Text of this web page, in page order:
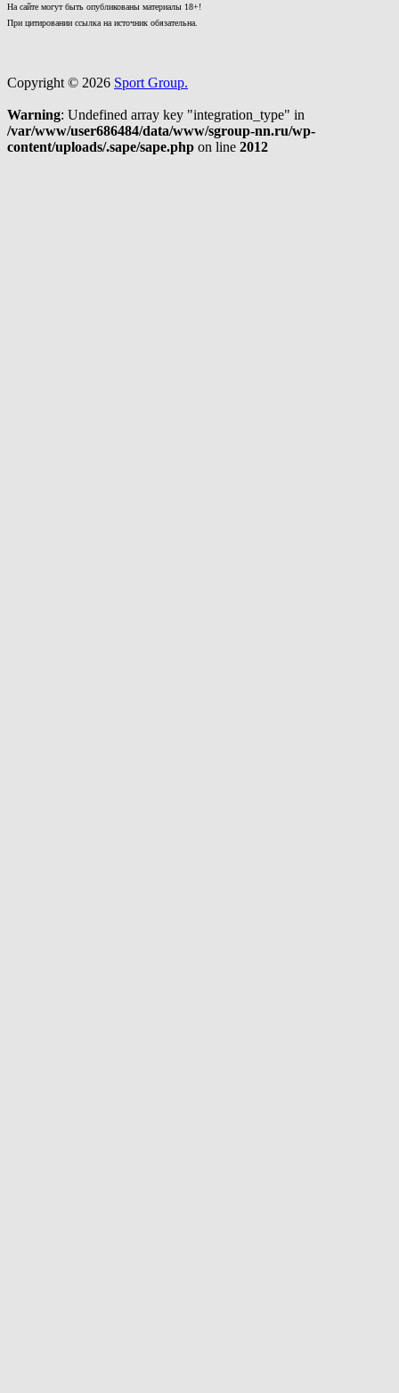
На сайте могут быть опубликованы материалы 18+!
При цитировании ссылка на источник обязательна.
Copyright © 2026 Sport Group.
Warning: Undefined array key "integration_type" in
/var/www/user686484/data/www/sgroup-nn.ru/wp-
content/uploads/.sape/sape.php on line 2012